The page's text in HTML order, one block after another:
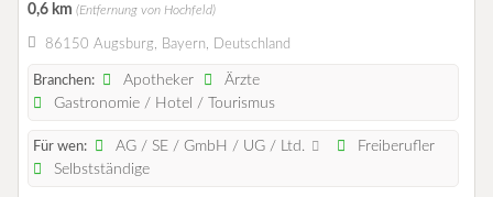
0,6 km (Entfernung von Hochfeld)
86150 Augsburg, Bayern, Deutschland
Branchen: Apotheker
Ärzte
Gastronomie / Hotel / Tourismus
Für wen: AG / SE / GmbH / UG / Ltd.
Freiberufler
Selbstständige